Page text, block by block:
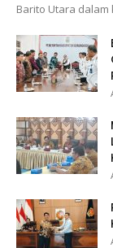
Barito Utara